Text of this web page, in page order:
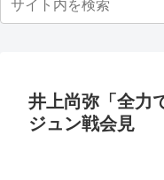
井上尚弥「全力
ジュン戦会見